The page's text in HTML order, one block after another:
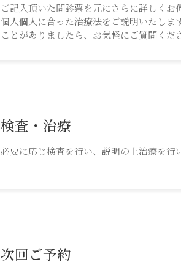
ご記入頂いた問診票を元にさらに詳しくお
個人個人に合った治療法をご説明いたしま
ことがありましたら、お気軽にご質問くだ
検査・治療
必要に応じ検査を行い、説明の上治療を行
次回ご予約